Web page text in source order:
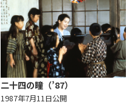
二十四の瞳（’87）
1987年7月11日公開